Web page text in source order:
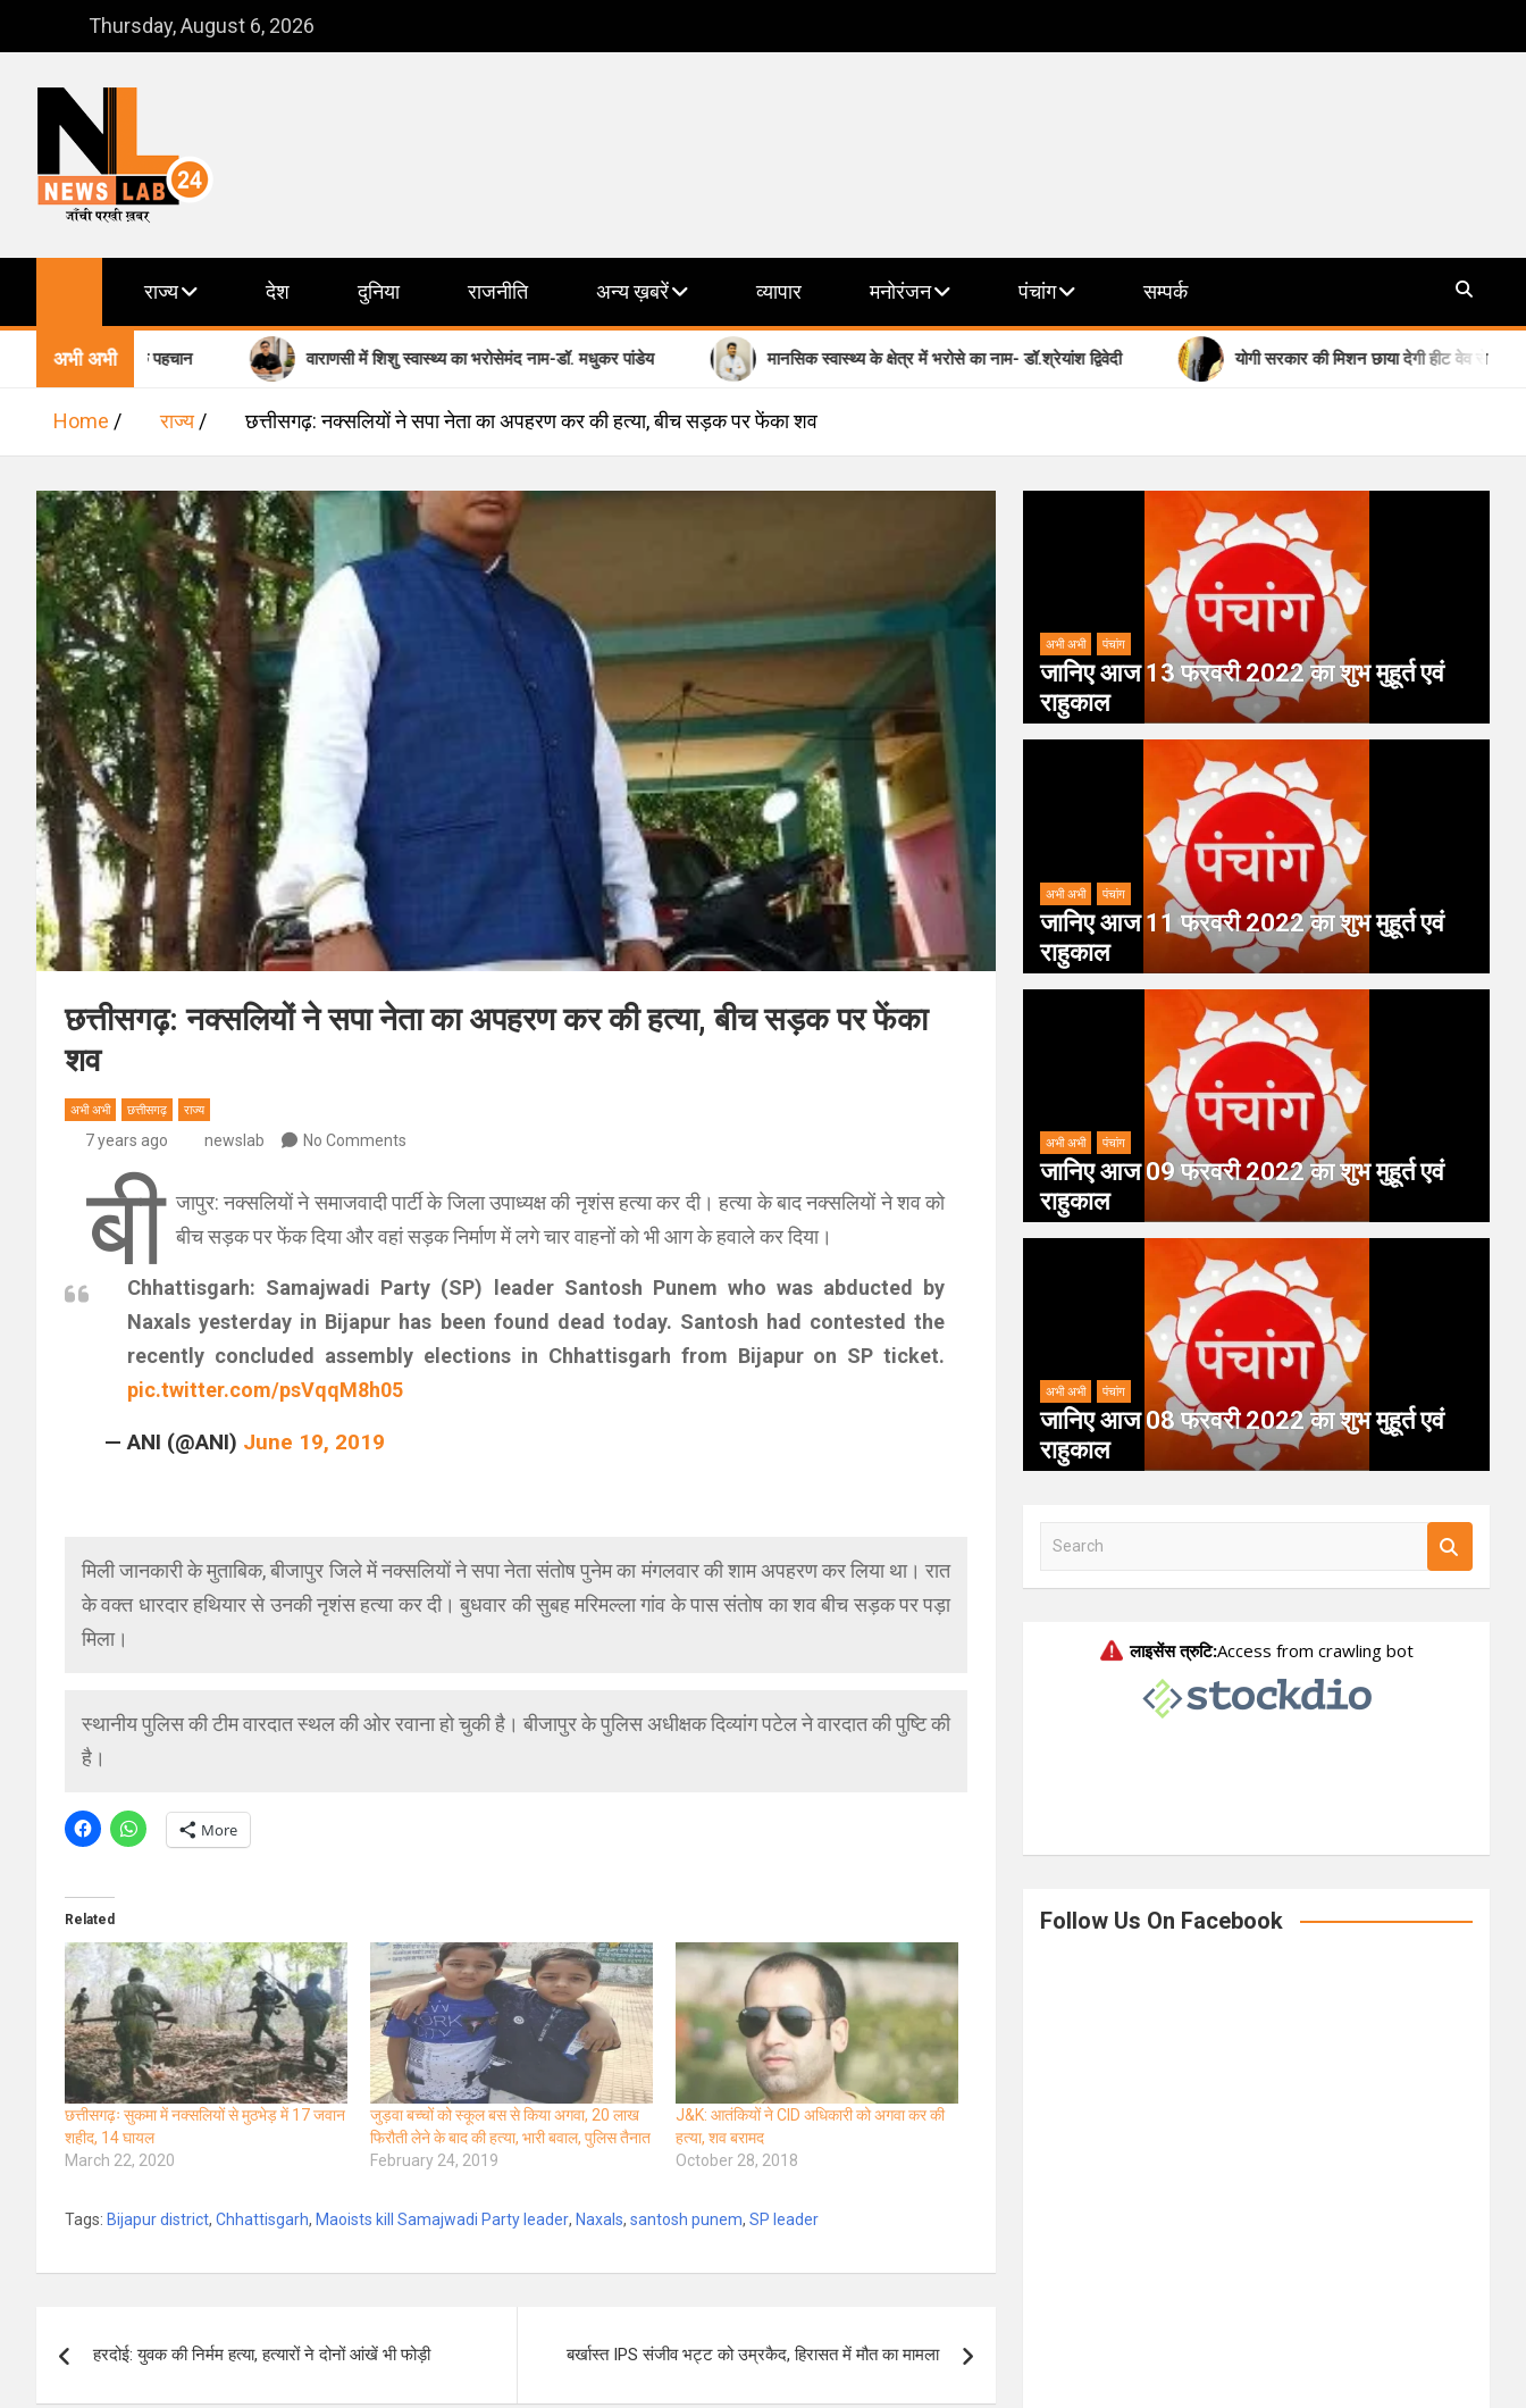
Thursday, August 6, 2026
NewsLab24
राज्य देश दुनिया राजनीति अन्य ख़बरें व्यापार मनोरंजन पंचांग सम्पर्क
अभी अभी
वैश्विक पहचान वाराणसी में शिशु स्वास्थ्य का भरोसेमंद नाम-डॉ. मधुकर पांडेय मानसिक स्वास्थ्य के क्षेत्र में भरोसे का नाम- डॉ.श्रेयांश द्विवेदी योगी सरकार की मिशन छाया देगी हीट वेव से राहत, होगा प्राकृतिक
Home राज्य छत्तीसगढ़: नक्‍सलियों ने सपा नेता का अपहरण कर की हत्या, बीच सड़क पर फेंका शव
छत्तीसगढ़: नक्‍सलियों ने सपा नेता का अपहरण कर की हत्या, बीच सड़क पर फेंका
शव
अभी अभी छत्तीसगढ़ राज्य
7 years ago newslab No Comments
बी जापुर: नक्सलियों ने समाजवादी पार्टी के जिला उपाध्यक्ष की नृशंस हत्या कर दी। हत्या के बाद नक्सलियों ने शव को
बीच सड़क पर फेंक दिया और वहां सड़क निर्माण में लगे चार वाहनों को भी आग के हवाले कर दिया।
Chhattisgarh: Samajwadi Party (SP) leader Santosh Punem who was abducted by
Naxals yesterday in Bijapur has been found dead today. Santosh had contested the
recently concluded assembly elections in Chhattisgarh from Bijapur on SP ticket.
pic.twitter.com/psVqqM8h05
— ANI (@ANI) June 19, 2019
मिली जानकारी के मुताबिक, बीजापुर जिले में नक्सलियों ने सपा नेता संतोष पुनेम का मंगलवार की शाम अपहरण कर लिया था। रात
के वक्त धारदार हथियार से उनकी नृशंस हत्या कर दी। बुधवार की सुबह मरिमल्ला गांव के पास संतोष का शव बीच सड़क पर पड़ा
मिला।
स्थानीय पुलिस की टीम वारदात स्थल की ओर रवाना हो चुकी है। बीजापुर के पुलिस अधीक्षक दिव्यांग पटेल ने वारदात की पुष्टि की
है।
More
Related
छत्तीसगढ़ः सुकमा में नक्‍सलियों से मुठभेड़ में 17 जवान
शहीद, 14 घायल
March 22, 2020
जुड़वा बच्चों को स्कूल बस से किया अगवा, 20 लाख
फिरौती लेने के बाद की हत्या, भारी बवाल, पुलिस तैनात
February 24, 2019
J&K: आतंकियों ने CID अधिकारी को अगवा कर की
हत्या, शव बरामद
October 28, 2018
Tags: Bijapur district, Chhattisgarh, Maoists kill Samajwadi Party leader, Naxals, santosh punem, SP leader
navigation
हरदोई: युवक की निर्मम हत्या, हत्यारों ने दोनों आंखें भी फोड़ी बर्खास्त IPS संजीव भट्ट को उम्रकैद, हिरासत में मौत का मामला
अभी अभी पंचांग
जानिए आज 13 फरवरी 2022 का शुभ मुहूर्त एवं
राहुकाल
अभी अभी पंचांग
जानिए आज 11 फरवरी 2022 का शुभ मुहूर्त एवं
राहुकाल
अभी अभी पंचांग
जानिए आज 09 फरवरी 2022 का शुभ मुहूर्त एवं
राहुकाल
अभी अभी पंचांग
जानिए आज 08 फरवरी 2022 का शुभ मुहूर्त एवं
राहुकाल
a
Follow Us On Facebook